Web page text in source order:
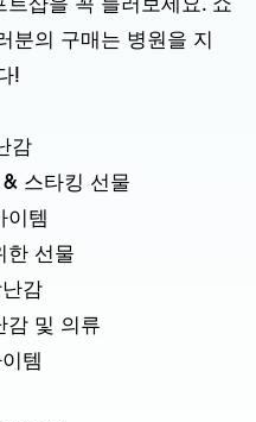
샵을 꼭 들러보세요. 쇼
분의 구매는 병원을 지
!
감
& 스타킹 선물
이템
한 선물
감
감 및 의류
템